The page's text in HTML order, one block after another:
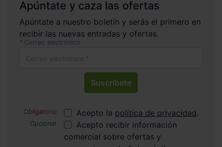
Apúntate y caza las ofertas
Apúntate a nuestro boletín y serás el primero en
recibir las nuevas entradas y ofertas.
Correo electrónico
Suscríbete
Acepto la política de privacidad.
Acepto recibir información
comercial sobre ofertas y